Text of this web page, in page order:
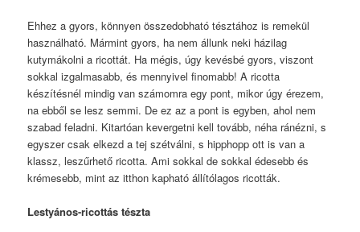
Ehhez a gyors, könnyen összedobható tésztához is remekül
használható. Mármint gyors, ha nem állunk neki házilag
kutymákolni a ricottát. Ha mégis, úgy kevésbé gyors, viszont
sokkal izgalmasabb, és mennyivel finomabb! A ricotta
készítésnél mindig van számomra egy pont, mikor úgy érezem,
na ebből se lesz semmi. De ez az a pont is egyben, ahol nem
szabad feladni. Kitartóan kevergetni kell tovább, néha ránézni, s
egyszer csak elkezd a tej szétválni, s hipphopp ott is van a
klassz, leszűrhető ricotta. Ami sokkal de sokkal édesebb és
krémesebb, mint az itthon kapható állítólagos ricották.
Lestyános-ricottás tészta